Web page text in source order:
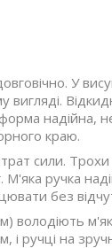
У
вигляді.
надійна,
краю.
сили.
ручка
без
володіють
і ручці на